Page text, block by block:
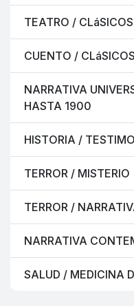
TEATRO / CLáSICOS
CUENTO / CLáSICOS
NARRATIVA
HASTA 1900
HISTORIA /
TERROR / MISTERIO
TERROR /
NARRATIVA
SALUD / MEDICINA